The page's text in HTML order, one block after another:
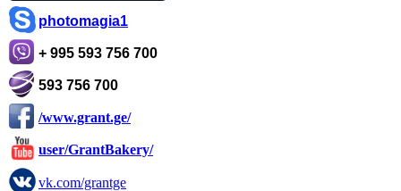
photomagia1
+ 995 593 756 700
593 756 700
/www.grant.ge/
user/GrantBakery/
vk.com/grantge